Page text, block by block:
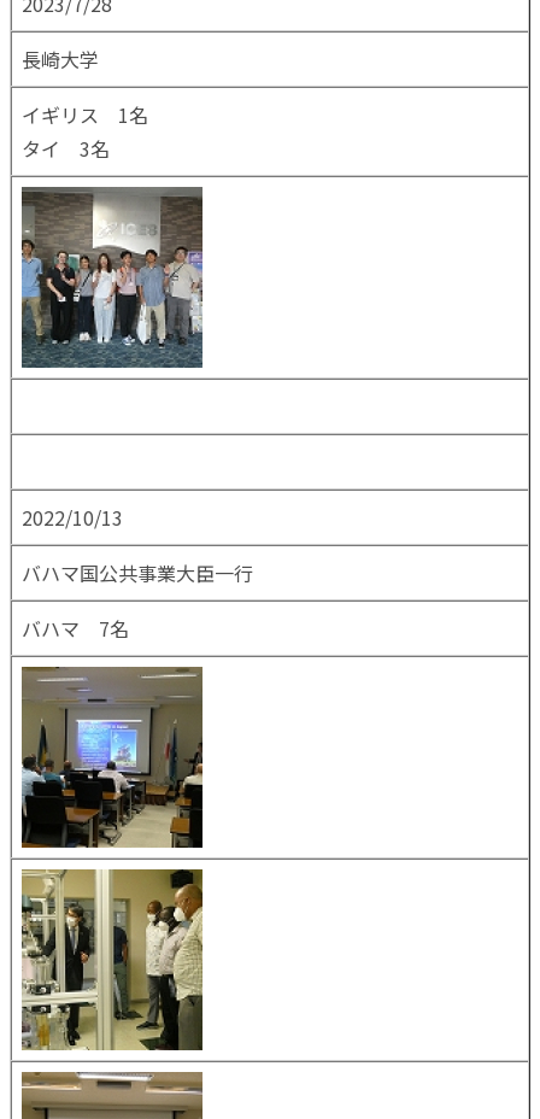
長崎大学
イギリス 1名
タイ 3名
2022/10/13
バハマ国公共事業大臣一行
バハマ 7名